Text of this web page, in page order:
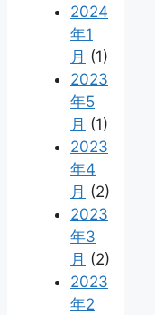
2024
年1
月 (1)
2023
年5
月 (1)
2023
年4
月 (2)
2023
年3
月 (2)
2023
年2